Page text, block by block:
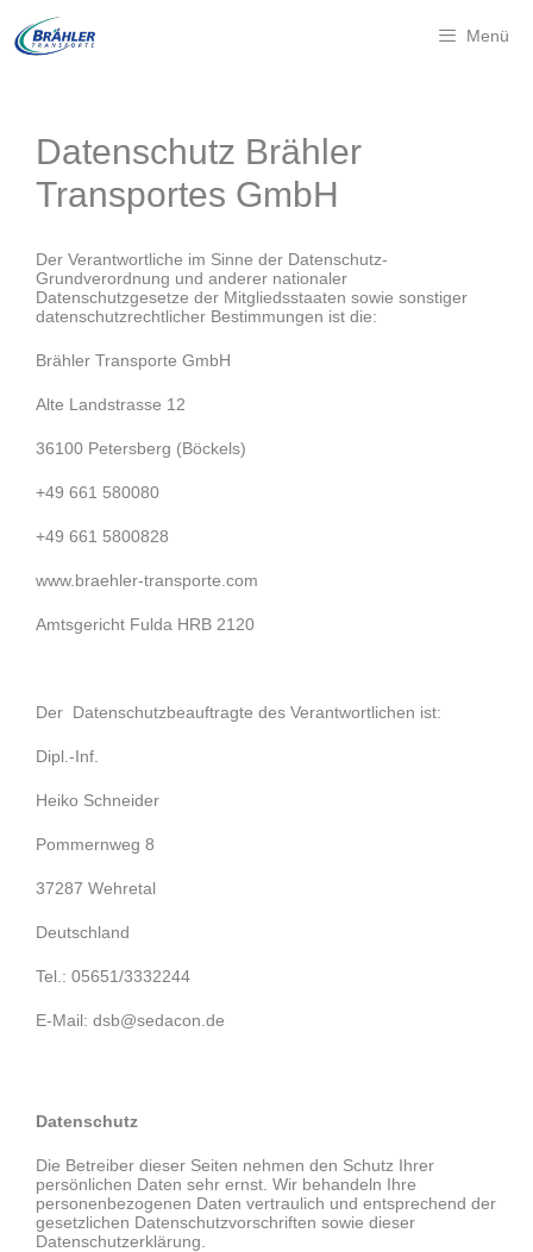
Menü
Datenschutz Brähler
Transportes GmbH
Der Verantwortliche im Sinne der Datenschutz-
Grundverordnung und anderer nationaler
Datenschutzgesetze der Mitgliedsstaaten sowie sonstiger
datenschutzrechtlicher Bestimmungen ist die:
Brähler Transporte GmbH
Alte Landstrasse 12
36100 Petersberg (Böckels)
+49 661 580080
+49 661 5800828
www.braehler-transporte.com
Amtsgericht Fulda HRB 2120
Der Datenschutzbeauftragte des Verantwortlichen ist:
Dipl.-Inf.
Heiko Schneider
Pommernweg 8
37287 Wehretal
Deutschland
Tel.: 05651/3332244
E-Mail: dsb@sedacon.de
Datenschutz
Die Betreiber dieser Seiten nehmen den Schutz Ihrer
persönlichen Daten sehr ernst. Wir behandeln Ihre
personenbezogenen Daten vertraulich und entsprechend der
gesetzlichen Datenschutzvorschriften sowie dieser
Datenschutzerklärung.